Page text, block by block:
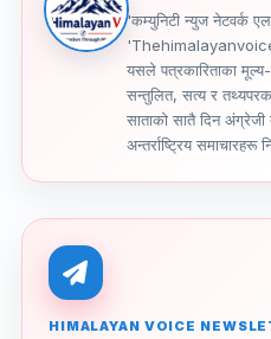
'कम्युनिटी न्युज नेटवर्क
यसले पत्रकारिताका
सन्तुलित, सत्य र तथ्यपरक
साताको सातै दिन अंग्रेजी
अन्तर्राष्ट्रिय समाचारहरू
HIMALAYAN VOICE